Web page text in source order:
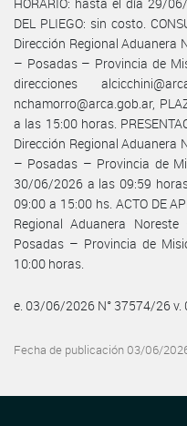
DEL PLIEGO: sin costo.
Dirección Regional Aduanera
– Posadas – Provincia de
direcciones
nchamorro@arca.gob.ar,
a las 15:00 horas.
Dirección Regional Aduanera
– Posadas – Provincia de
30/06/2026 a las 09:59
09:00 a 15:00 hs. ACTO DE
Regional Aduanera
Posadas – Provincia de
10:00 horas.
e. 03/06/2026 N° 37574/26
Fecha de publicación 03/06/